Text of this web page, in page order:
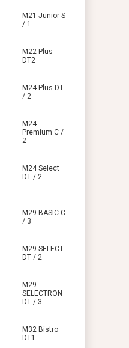
M21 Junior S
/ 1
M22 Plus
DT2
M24 Plus DT
/ 2
M24
Premium C /
2
M24 Select
DT / 2
M29 BASIC C
/ 3
M29 SELECT
DT / 2
M29
SELECTRON
DT / 3
M32 Bistro
DT1